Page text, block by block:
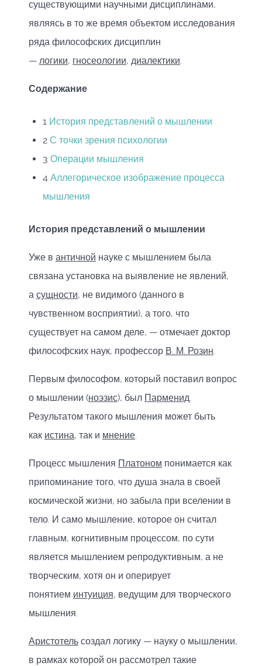
существующими научными дисциплинами,
являясь в то же время объектом исследования
ряда философских дисциплин
— логики, гносеологии, диалектики.
Содержание
1 История представлений о мышлении
2 С точки зрения психологии
3 Операции мышления
4 Аллегорическое изображение процесса
мышления
История представлений о мышлении
Уже в античной науке с мышлением была
связана установка на выявление не явлений,
а сущности, не видимого (данного в
чувственном восприятии), а того, что
существует на самом деле, — отмечает доктор
философских наук, профессор В. М. Розин.
Первым философом, который поставил вопрос
о мышлении (ноэзис), был Парменид.
Результатом такого мышления может быть
как истина, так и мнение.
Процесс мышления Платоном понимается как
припоминание того, что душа знала в своей
космической жизни, но забыла при вселении в
тело. И само мышление, которое он считал
главным, когнитивным процессом, по сути
является мышлением репродуктивным, а не
творческим, хотя он и оперирует
понятием интуиция, ведущим для творческого
мышления.
Аристотель создал логику — науку о мышлении,
в рамках которой он рассмотрел такие